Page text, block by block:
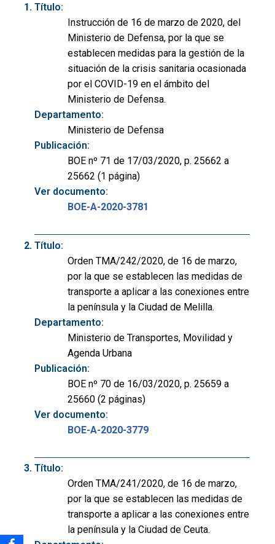
Título:
Instrucción de 16 de marzo de 2020, del
Ministerio de Defensa, por la que se
establecen medidas para la gestión de la
situación de la crisis sanitaria ocasionada
por el COVID-19 en el ámbito del
Ministerio de Defensa.
Departamento:
Ministerio de Defensa
Publicación:
BOE nº 71 de 17/03/2020, p. 25662 a
25662 (1 página)
Ver documento:
BOE-A-2020-3781
Título:
Orden TMA/242/2020, de 16 de marzo,
por la que se establecen las medidas de
transporte a aplicar a las conexiones entre
la península y la Ciudad de Melilla.
Departamento:
Ministerio de Transportes, Movilidad y
Agenda Urbana
Publicación:
BOE nº 70 de 16/03/2020, p. 25659 a
25660 (2 páginas)
Ver documento:
BOE-A-2020-3779
Título:
Orden TMA/241/2020, de 16 de marzo,
por la que se establecen las medidas de
transporte a aplicar a las conexiones entre
la península y la Ciudad de Ceuta.